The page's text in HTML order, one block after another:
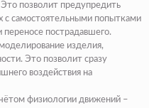
позволит предупредить
с самостоятельными попытками
пострадавшего.
изделия,
Это позволит сразу
воздействия на
физиологии движений –